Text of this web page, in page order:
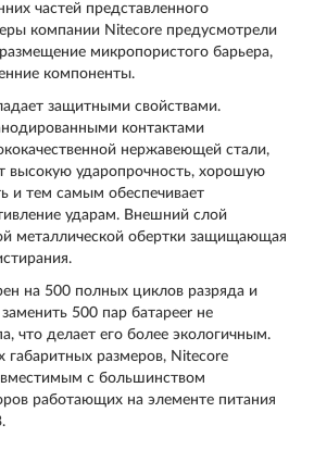
частей представленного
компании Nitecore предусмотрели
микропористого барьера,
компоненты.
защитными свойствами.
контактами
нержавеющей стали,
высокую ударопрочность, хорошую
и тем самым обеспечивает
ударам. Внешний слой
металлической обертки защищающая
на 500 полных циклов разряда и
500 пар батарееr не
что делает его более экологичным.
габаритных размеров, Nitecore
с большинством
работающих на элементе питания